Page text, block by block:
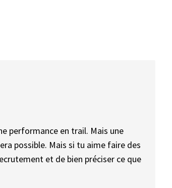
performance en trail. Mais une
possible. Mais si tu aime faire des
et de bien préciser ce que